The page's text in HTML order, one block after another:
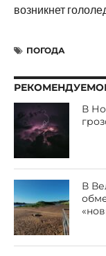
возникнет
ПОГОДА
В
В